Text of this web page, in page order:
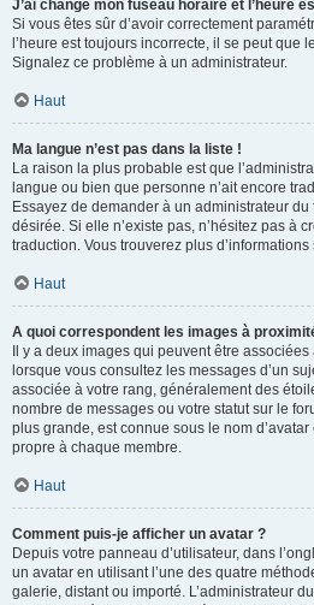
J’ai changé mon fuseau horaire et l’heure
Si vous êtes sûr d’avoir correctement
l’heure est toujours incorrecte, il se peut que
Signalez ce problème à un administrateur.
Haut
Ma langue n’est pas dans la liste !
La raison la plus probable est que
langue ou bien que personne n’ait encore
Essayez de demander à un administrateur du
désirée. Si elle n’existe pas, n’hésitez pas à
traduction. Vous trouverez plus
Haut
A quoi correspondent les images à
Il y a deux images qui peuvent être
lorsque vous consultez les messages d’un
associée à votre rang, généralement des
nombre de messages ou votre statut sur le
plus grande, est connue sous le nom
propre à chaque membre.
Haut
Comment puis-je afficher un avatar ?
Depuis votre panneau d’utilisateur, dans
un avatar en utilisant l’une des quatre
galerie, distant ou importé. L’administrateur